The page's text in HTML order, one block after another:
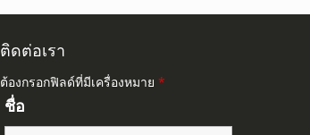
ติดต่อเรา
ต้องกรอกฟิลด์ที่มีเครื่องหมาย *
ชื่อ